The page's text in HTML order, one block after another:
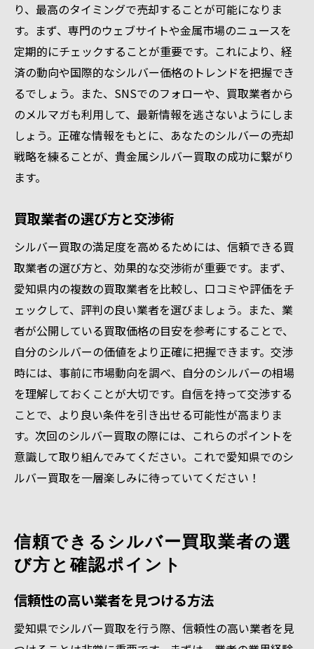
り、最高のタイミングで売却することが可能になりま
す。まず、専門のウェブサイトや金属市場のニュースを
定期的にチェックすることが重要です。これにより、経
済の動向や国際的なシルバー価格のトレンドを把握でき
るでしょう。また、SNSでのフォローや、買取業者から
のメルマガも利用して、最新情報を逃さないようにしま
しょう。正確な情報をもとに、あなたのシルバーの売却
戦略を練ることが、貴金属シルバー買取の成功に繋がり
ます。
買取業者の選び方と交渉術
シルバー買取の満足度を高めるためには、信頼できる買
取業者の選び方と、効果的な交渉術が重要です。まず、
愛知県内の複数の買取業者を比較し、口コミや評価をチ
ェックして、評判の良い業者を選びましょう。また、業
者が公開している買取価格の目安を参考にすることで、
自分のシルバーの価値をより正確に把握できます。交渉
時には、事前に市場動向を調べ、自分のシルバーの相場
を理解しておくことが大切です。自信を持って交渉する
ことで、より良い条件を引き出せる可能性が高まりま
す。次回のシルバー買取の際には、これらのポイントを
意識して取り組んでみてください。これで愛知県でのシ
ルバー買取を一層楽しみに待っていてください！
信頼できるシルバー買取業者の選
び方と確認ポイント
信頼性の高い業者を見つける方法
愛知県でシルバー買取を行う際、信頼性の高い業者を見